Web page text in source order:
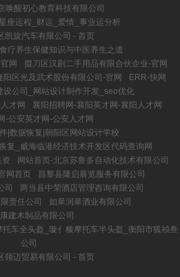
唤醒初心教育科技有限公司
座运程_财运_爱情_事业运分析
凯旋汽车有限公司 - 首页
疗养生保健知识与中医养生之道
网
掇刀区汉剧二手用品有限合伙企业-官网
阳区光及武术股份有限公司-官网
ERR-快网
设公司_网站设计制作开发_seo优化
才网
襄阳招聘网-襄阳英才网-襄阳人才网
-公安英才网-公安人才网
|数据恢复|朝阳区网站设计学校
复_威海临港经济技术开发区代码查询网
资
网站首页-北京苏鲁多自动化技术有限公司
网首页
昌黎县隆启展览服务有限公司
司
两当县中荣酒店管理咨询有限公司
责任公司
如皋润皋酒业有限公司
建木制品有限公司
车全头盔_璇亻榛摩托车半头盔_衡阳市狐祯叁
公司
领迈贸易有限公司 - 首页